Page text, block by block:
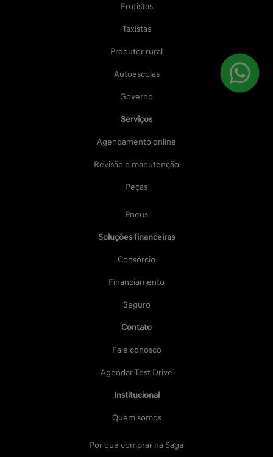
Frotistas
Taxistas
Produtor rural
Autoescolas
Governo
Serviços
Agendamento online
Revisão e manutenção
Peças
Pneus
Soluções financeiras
Consórcio
Financiamento
Seguro
Contato
Fale conosco
Agendar Test Drive
Institucional
Quem somos
Por que comprar na Saga